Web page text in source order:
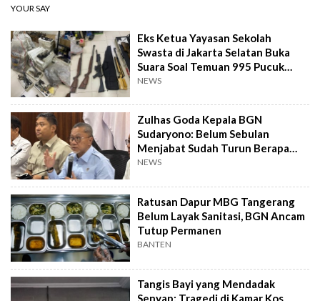
YOUR SAY
Eks Ketua Yayasan Sekolah
Swasta di Jakarta Selatan Buka
Suara Soal Temuan 995 Pucuk
Senjata Api
NEWS
Zulhas Goda Kepala BGN
Sudaryono: Belum Sebulan
Menjabat Sudah Turun Berapa
Kilo?
NEWS
Ratusan Dapur MBG Tangerang
Belum Layak Sanitasi, BGN Ancam
Tutup Permanen
BANTEN
Tangis Bayi yang Mendadak
Senyap: Tragedi di Kamar Kos